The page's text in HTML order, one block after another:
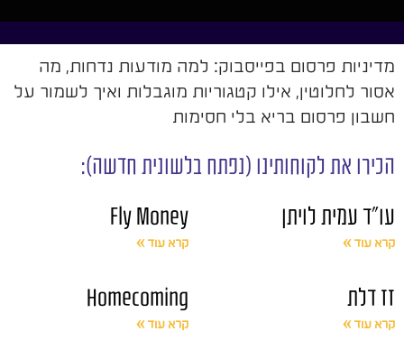
מדיניות פרסום בפייסבוק: למה מודעות נדחות, מה
אסור לחלוטין, אילו קטגוריות מוגבלות ואיך לשמור על
חשבון פרסום בריא בלי חסימות
הכירו את לקוחותינו (נפתח בלשונית חדשה):
עו"ד עמית לויתן
קרא עוד »
Fly Money
קרא עוד »
זז דלת
קרא עוד »
Homecoming
קרא עוד »